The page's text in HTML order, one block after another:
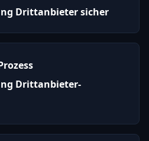
Drittanbieter sicher
Drittanbieter-